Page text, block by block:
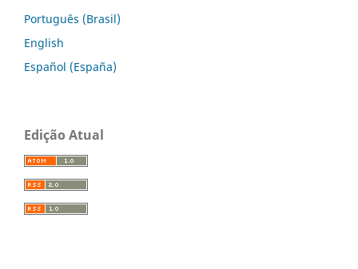
Português (Brasil)
English
Español (España)
Edição Atual